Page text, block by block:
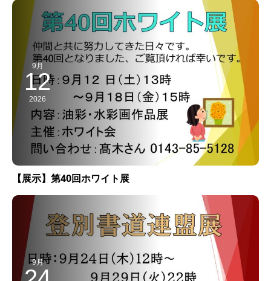
9月
12
2026
【展示】第40回ホワイト展
9月